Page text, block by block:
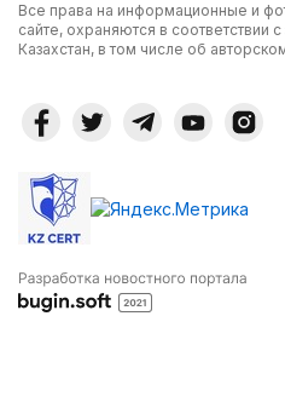
Все права на информационные и
сайте, охраняются в соответствии
Казахстан, в том числе об